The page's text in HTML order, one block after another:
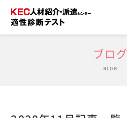
ブログ
BLOG